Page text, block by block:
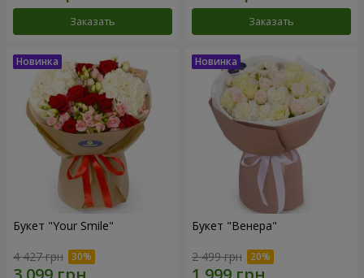
Заказать Заказать
Букет "Your Smile"
4 427 грн
Букет "Венера"
2 499 грн